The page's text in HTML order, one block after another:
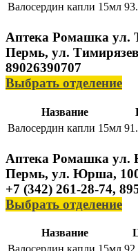
Валосердин капли 15мл
Аптека Ромашка ул.
Пермь, ул.
89026390707
Выбрать отделение
Название
Валосердин капли 15мл
Аптека Ромашка
Пермь, ул. Юрша,
+7 (342) 261-28-74,
Выбрать отделение
Название